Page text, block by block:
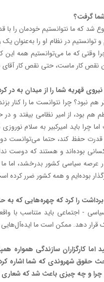
شما گرفت؟
و توانستیم در نظام او را
نقص کار ماست، ‌حتی نقص کار آقای
قهریه شما را از میدان به در
هم نبود؟ چرا نتوانست ما را
هم بود، از امیر نظامی بیفتد و در
اما چرا باید امیرکبیر به سلام
حفظ کند، حتما می‌توانست دو،
کسانی بوده‌اند و هستند که
عرصه سیاسی کشور بدرخشد، اما
بوده‌ایم و همه کشور ضرر کرده
را کرد که چهره‌هایی که به
- اجتماعی باید متناسب با
دهد. ممکن است ما ایده‌آل‌هایی
اما کارگزاران سازندگی
شهروندی که شما اشاره
و چه چیزی باعث شد که شعاری